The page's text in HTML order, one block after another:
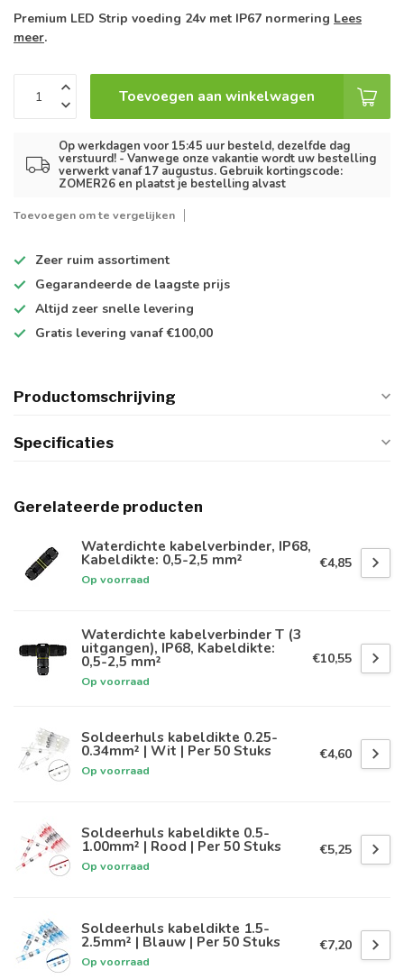
Premium LED Strip voeding 24v met IP67 normering Lees
meer.
Toevoegen aan winkelwagen
Op werkdagen voor 15:45 uur besteld, dezelfde dag
verstuurd! - Vanwege onze vakantie wordt uw bestelling
verwerkt vanaf 17 augustus. Gebruik kortingscode:
ZOMER26 en plaatst je bestelling alvast
Toevoegen om te vergelijken
Zeer ruim assortiment
Gegarandeerde de laagste prijs
Altijd zeer snelle levering
Gratis levering vanaf €100,00
Productomschrijving
Specificaties
Gerelateerde producten
Waterdichte kabelverbinder, IP68,
Kabeldikte: 0,5-2,5 mm²
Op voorraad
€4,85
Waterdichte kabelverbinder T (3
uitgangen), IP68, Kabeldikte:
0,5-2,5 mm²
Op voorraad
€10,55
Soldeerhuls kabeldikte 0.25-
0.34mm² | Wit | Per 50 Stuks
Op voorraad
€4,60
Soldeerhuls kabeldikte 0.5-
1.00mm² | Rood | Per 50 Stuks
Op voorraad
€5,25
Soldeerhuls kabeldikte 1.5-
2.5mm² | Blauw | Per 50 Stuks
Op voorraad
€7,20